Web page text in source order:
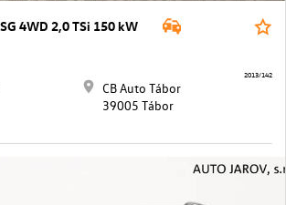
4WD 2,0 TSi 150 kW
CB Auto Tábor
39005 Tábor
2013/142